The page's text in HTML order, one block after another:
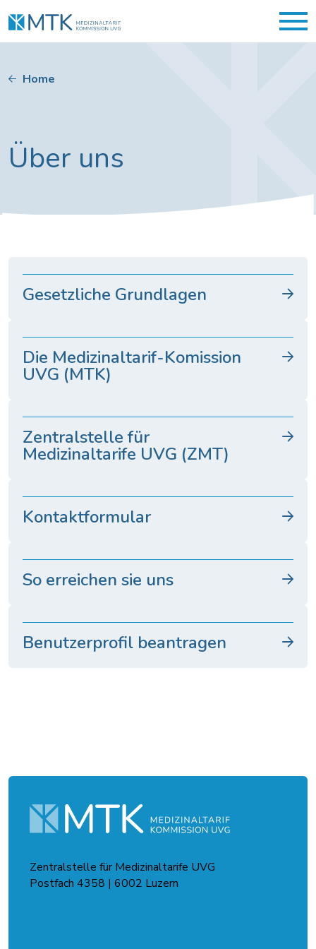
Home
Über uns
Gesetzliche Grundlagen
Die Medizinaltarif-Komission
UVG (MTK)
Zentralstelle für
Medizinaltarife UVG (ZMT)
Kontaktformular
So erreichen sie uns
Benutzerprofil beantragen
Zentralstelle für Medizinaltarife UVG
Postfach 4358 | 6002 Luzern